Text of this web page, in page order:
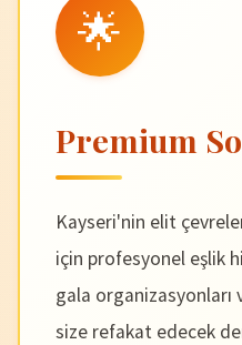
🌟
Premium
Kayseri'nin elit
için profesyonel eşlik
gala
size refakat edecek